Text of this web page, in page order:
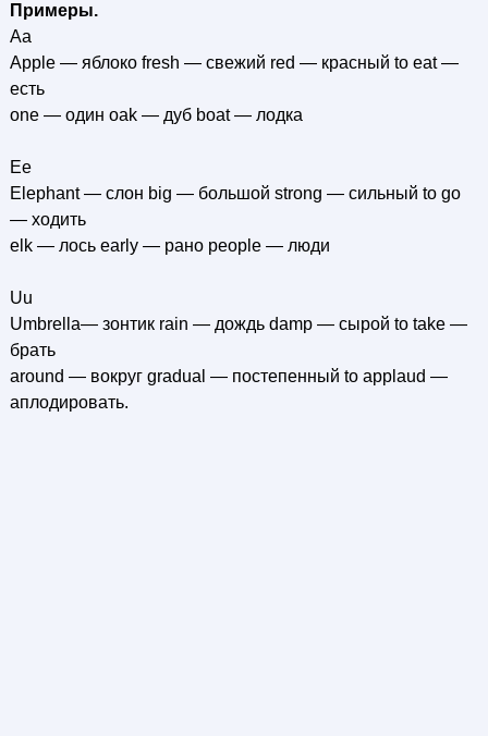
Примеры.
Аа
Apple — яблоко fresh — свежий red — красный to eat —
есть
one — один oak — дуб boat — лодка
Ее
Elephant — слон big — большой strong — сильный to go
— ходить
elk — лось early — рано people — люди
Uu
Umbrella— зонтик rain — дождь damp — сырой to take —
брать
around — вокруг gradual — постепенный to applaud —
аплодировать.